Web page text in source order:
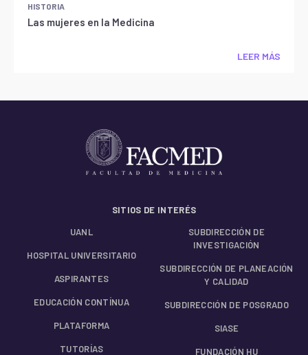
HISTORIA
Las mujeres en la Medicina
LEER MÁS
SITIOS DE INTERÉS
UANL
HOSPITAL UNIVERSITARIO
ASPIRANTES
EDUCACIÓN CONTÍNUA
PLATAFORMA
TUTORÍAS
SUBDIRECCIÓN DE
INVESTIGACIÓN
SUBDIRECCIÓN DE PLANEACIÓN
Y CALIDAD
SUBDIRECCIÓN DE POSGRADO
SIASE
FUNDACIÓN HU